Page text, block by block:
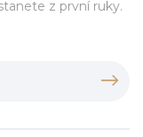
z první ruky.